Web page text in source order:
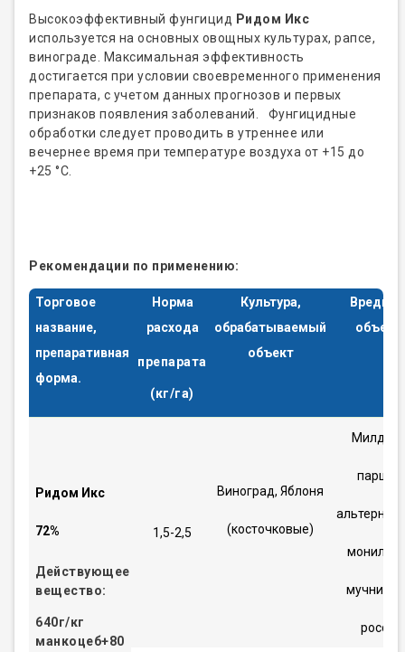
Высокоэффективный фунгицид Ридом Икс
используется на основных овощных культурах, рапсе,
винограде. Максимальная эффективность
достигается при условии своевременного применения
препарата, с учетом данных прогнозов и первых
признаков появления заболеваний. Фунгицидные
обработки следует проводить в утреннее или
вечернее время при температуре воздуха от +15 до
+25 °С.
Рекомендации по применению:
Торговое
название,
препаративная
форма.
Норма
расхода
препарата
(кг/га)
Культура,
обрабатываемый
объект
объект
Ридом Икс
72%
Действующее
вещество:
640г/кг
манкоцеб+80
1,5-2,5
Виноград, Яблоня
(косточковые)
Милдью,
парша,
росса